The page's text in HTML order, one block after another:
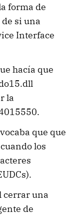
forma de
si una
Interface
hacía que
la
que que
los
cerrar una
de